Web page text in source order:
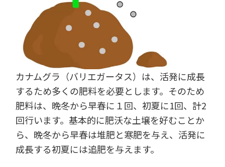
カナムグラ（バリエガータス）は、活発に成長
するため多くの肥料を必要とします。そのため
肥料は、晩冬から早春に１回、初夏に1回、計2
回行います。基本的に肥沃な土壌を好むことか
ら、晩冬から早春は堆肥と寒肥を与え、活発に
成長する初夏には追肥を与えます。